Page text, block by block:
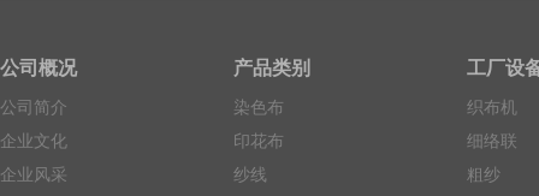
公司概况
公司简介
企业文化
企业风采
产品类别
染色布
印花布
纱线
工厂设
织布机
细络联
粗纱